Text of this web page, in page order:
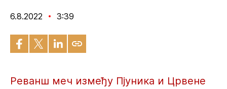
6.8.2022 3:39
Реванш меч између Пјуника и Црвене